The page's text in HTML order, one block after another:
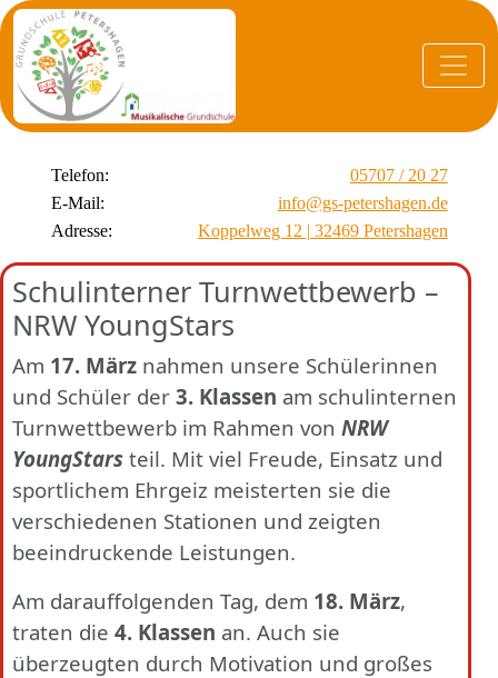
Telefon:
05707 / 20 27
E-Mail:
info@gs-petershagen.de
Adresse:
Koppelweg 12 | 32469 Petershagen
Schulinterner Turnwettbewerb –
NRW YoungStars
Am 17. März nahmen unsere Schülerinnen
und Schüler der 3. Klassen am schulinternen
Turnwettbewerb im Rahmen von NRW
YoungStars teil. Mit viel Freude, Einsatz und
sportlichem Ehrgeiz meisterten sie die
verschiedenen Stationen und zeigten
beeindruckende Leistungen.
Am darauffolgenden Tag, dem 18. März,
traten die 4. Klassen an. Auch sie
überzeugten durch Motivation und großes